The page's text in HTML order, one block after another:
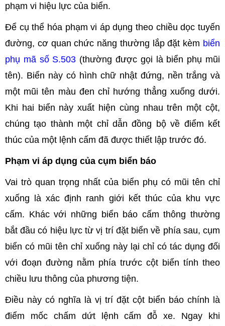
phạm vi hiệu lực của biển.
Để cụ thể hóa phạm vi áp dụng theo chiều dọc tuyến
đường, cơ quan chức năng thường lắp đặt kèm biển
phụ mã số S.503 (thường được gọi là biển phụ mũi
tên). Biển này có hình chữ nhật đứng, nền trắng và
một mũi tên màu đen chỉ hướng thẳng xuống dưới.
Khi hai biển này xuất hiện cùng nhau trên một cột,
chúng tạo thành một chỉ dẫn đồng bộ về điểm kết
thúc của một lệnh cấm đã được thiết lập trước đó.
Phạm vi áp dụng của cụm biển báo
Vai trò quan trọng nhất của biển phụ có mũi tên chỉ
xuống là xác định ranh giới kết thúc của khu vực
cấm. Khác với những biển báo cấm thông thường
bắt đầu có hiệu lực từ vị trí đặt biển về phía sau, cụm
biển có mũi tên chỉ xuống này lại chỉ có tác dụng đối
với đoạn đường nằm phía trước cột biển tính theo
chiều lưu thông của phương tiện.
Điều này có nghĩa là vị trí đặt cột biển báo chính là
điểm mốc chấm dứt lệnh cấm đỗ xe. Ngay khi